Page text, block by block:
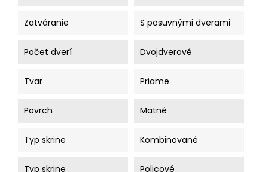
Zatváranie S posuvnými dverami
Počet dverí Dvojdverové
Tvar Priame
Povrch Matné
Typ skrine Kombinované
Typ skrine Policové